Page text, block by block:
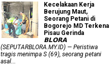
Kecelakaan Kerja
Berujung Maut,
Seorang Petani di
Bogorejo MD Terkena
Pisau Gerinda
𝗕𝗟𝗢𝗥𝗔
(SEPUTARBLORA.MY.ID) — Peristiwa
tragis menimpa S (69), seorang petani
asal...